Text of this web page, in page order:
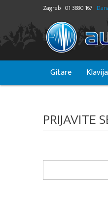
Zagreb 01 3880 167
Gitare
PRIJAVITE